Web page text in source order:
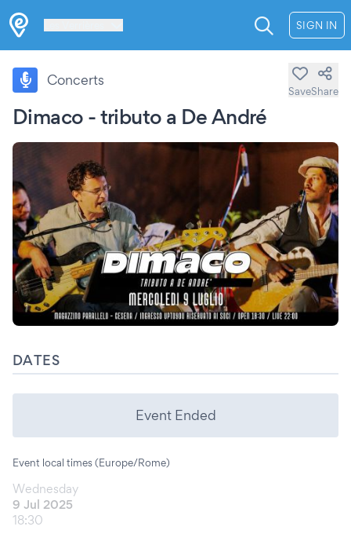
SIGN IN
Dimaco - tributo a De André
Concerts
SaveShare
DATES
Event Ended
Event local times (Europe/Rome)
Wednesday
9 Jul 2025
18:30